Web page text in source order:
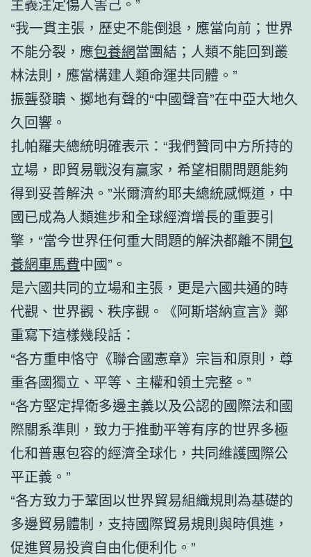
“我一貫主張，歷史不能倒退，應當向前；世界
不能分裂，應包養網當團結；人類不能回到叢
林法則，應當構建人類命運共同體。”
振聾發聵、擲地有聲的“中國聲音”在中亞大地久
久回響。
扎帕羅夫總統明確表示：“我們贊同中方所持的
立場，即貿易戰沒有贏家，希望相關問題能夠
得到妥善解決。”米爾濟約耶夫總統感慨道，中
國已成為人類進步和全球經濟增長的重要引
擎，“當今世界任何重大問題的解決都離不開包
養網車馬費中國”。
是六國共同的立場和主張，更是六國共通的時
代觀、世界觀、秩序觀。《阿斯塔納宣言》鄭
重寫下這樣幾段話：
“各方重申恪守《聯合國憲章》宗旨和原則，尊
重各國獨立、平等、主權和領土完整。”
“各方堅定捍衛多邊主義以及公認的國際法和國
際關系準則，致力于推動平等有序的世界多極
化和普惠包容的經濟全球化，共同維護國際公
平正義。”
“各方致力于鞏固以世界貿易組織規則為基礎的
多邊貿易體制，支持國際貿易規則與時俱進，
促進貿易投資自由化便利化。”